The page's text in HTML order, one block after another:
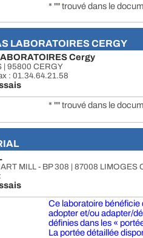
* "" trouvé dans le
LABORATOIRES CERGY
Cergy
| 95800 CERGY
: 01.34.64.21.58
* "" trouvé dans le
MILL - BP 308 | 87008 LIMOGES
Ce laboratoire bénéficie
adopter et/ou adapter/
définies dans les «
La portée détaillée